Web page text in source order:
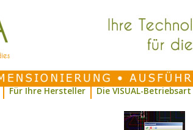
Für Ihre Hersteller Die VISUAL-Betriebsart